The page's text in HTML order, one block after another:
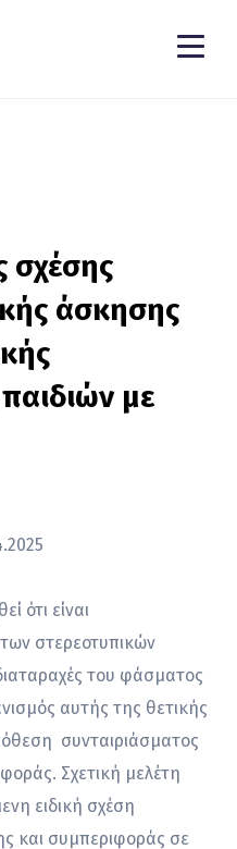
σχέσης
άσκησης
με
ότι είναι
στερεοτυπικών
του φάσματος
αυτής της θετικής
συνταιριάσματος
Σχετική μελέτη
ειδική σχέση
και συμπεριφοράς σε